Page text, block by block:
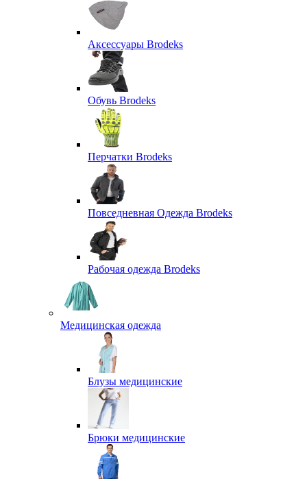
Аксессуары Brodeks
Обувь Brodeks
Перчатки Brodeks
Повседневная Одежда Brodeks
Рабочая одежда Brodeks
Медицинская одежда
Блузы медицинские
Брюки медицинские